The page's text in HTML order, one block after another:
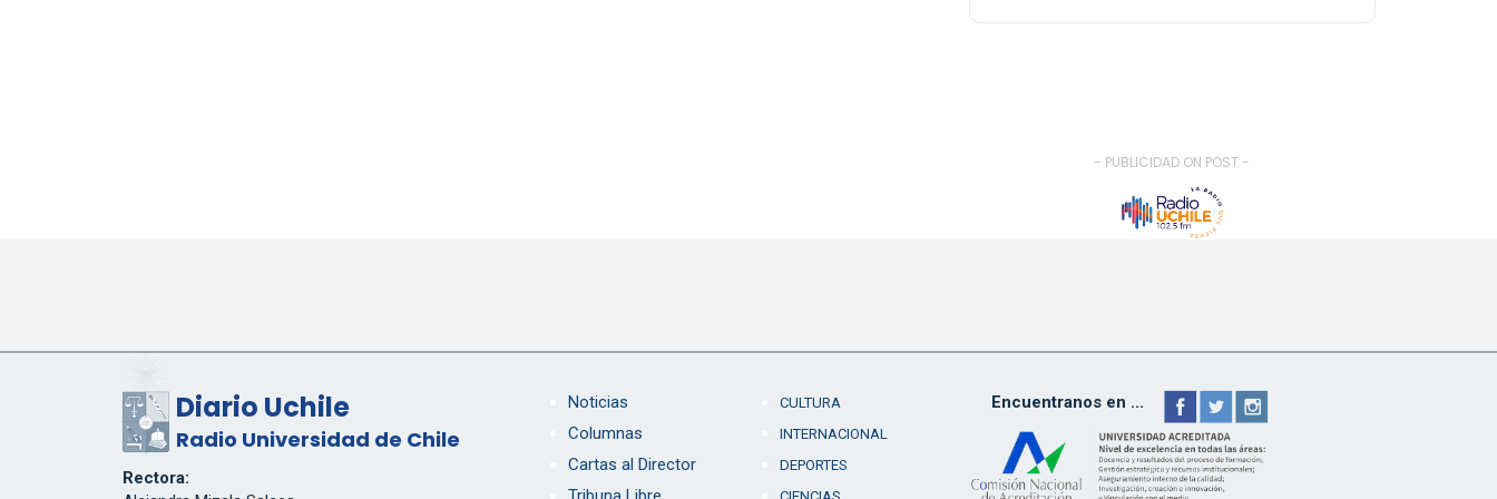
- PUBLICIDAD ON POST -
Diario Uchile
Radio Universidad de Chile
Rectora:
Noticias
Columnas
Cartas al Director
CULTURA
INTERNACIONAL
DEPORTES
Encuentranos en ...